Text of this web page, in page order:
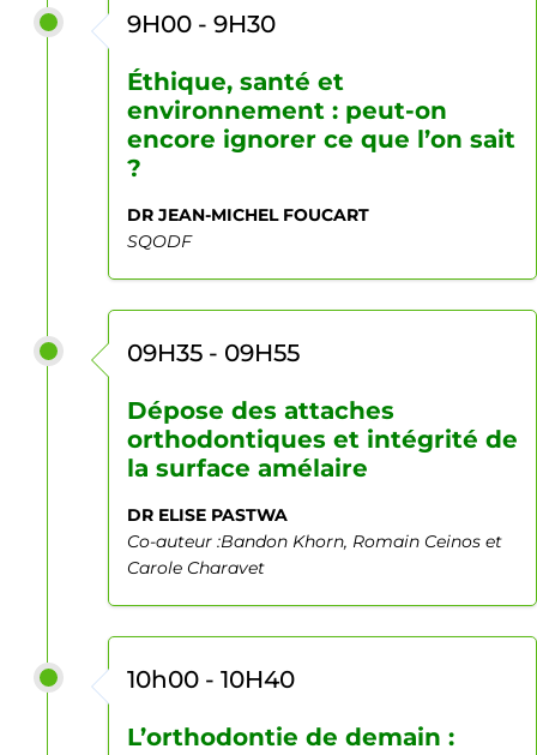
9H00 - 9H30
Éthique, santé et
environnement : peut-on
encore ignorer ce que l’on sait
?
DR JEAN-MICHEL FOUCART
SQODF
09H35 - 09H55
Dépose des attaches
orthodontiques et intégrité de
la surface amélaire
DR ELISE PASTWA
Co-auteur :Bandon Khorn, Romain Ceinos et
Carole Charavet
10h00 - 10H40
L’orthodontie de demain :